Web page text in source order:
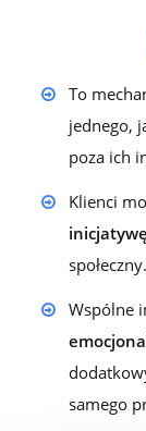
To
jednego,
poza ich
Klienci
inicjatywę
społeczny.
Wspólne
samego